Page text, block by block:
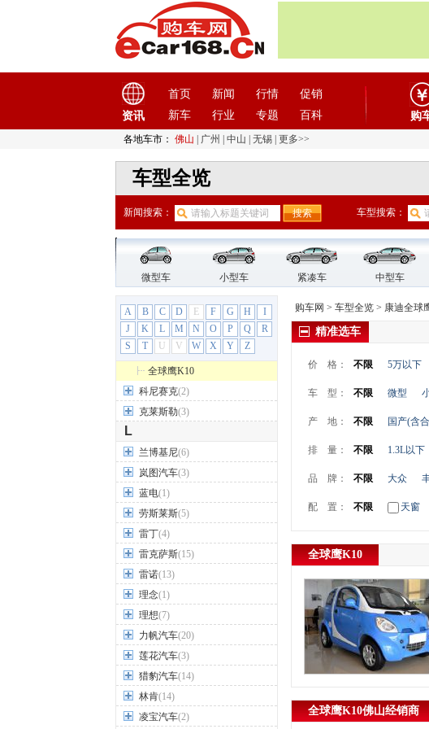
资讯
首页 新闻 行情
促销
新车
行业 专题 百科 购
各地车市： 佛山 广州 中山 无锡 更多>>
车型全览
新闻搜索： 车型搜索：
微型车 小型车 紧凑车 中型车
A B C D E F G H
I
J
K L M N O P Q
R
S
T U V W X Y Z
(7)
江铃集团新能源 (8)
捷豹(11)
捷尼赛思(3)
捷途
(9)
金杯(18)
九龙(1)
君马(3)
K
卡威(5)
开瑞(10)
凯迪拉克
康迪全球鹰
(2)
康迪全球鹰
(2)
全球鹰EX3
全球鹰K10
科尼赛克(2)
克莱斯勒(3)
L
兰博基尼(6)
岚图汽车(3)
蓝电(1)
劳斯莱斯(5)
雷丁(4)
雷克萨斯(15)
雷诺(13)
理念(1)
理想(7)
力帆汽车(20)
莲花汽车(3)
猎豹汽车(14)
林肯(14)
凌宝汽车(2)
购车网 > 车型全览 > 康迪全球
精准选车
价 格： 不限 5万以下
车 型： 不限 微型
产 地： 不限 国产(含
排 量： 不限 1.3L以下
品 牌： 不限 大众
配 置： 不限 天窗
全球鹰K10
全球鹰K10佛山经销商